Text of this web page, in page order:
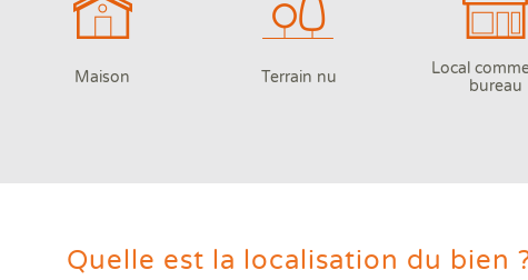
Maison Terrain nu
Local
bureau
Quelle est la localisation du bien